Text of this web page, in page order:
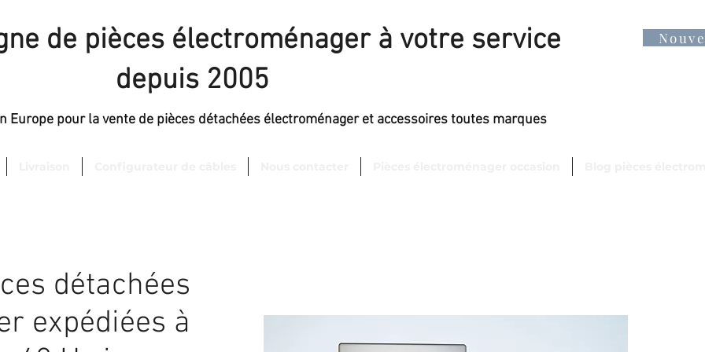
de pièces électroménager à votre service
depuis 2005
Europe pour la vente de pièces détachées électroménager et accessoires toutes marques
détachées
expédiées à